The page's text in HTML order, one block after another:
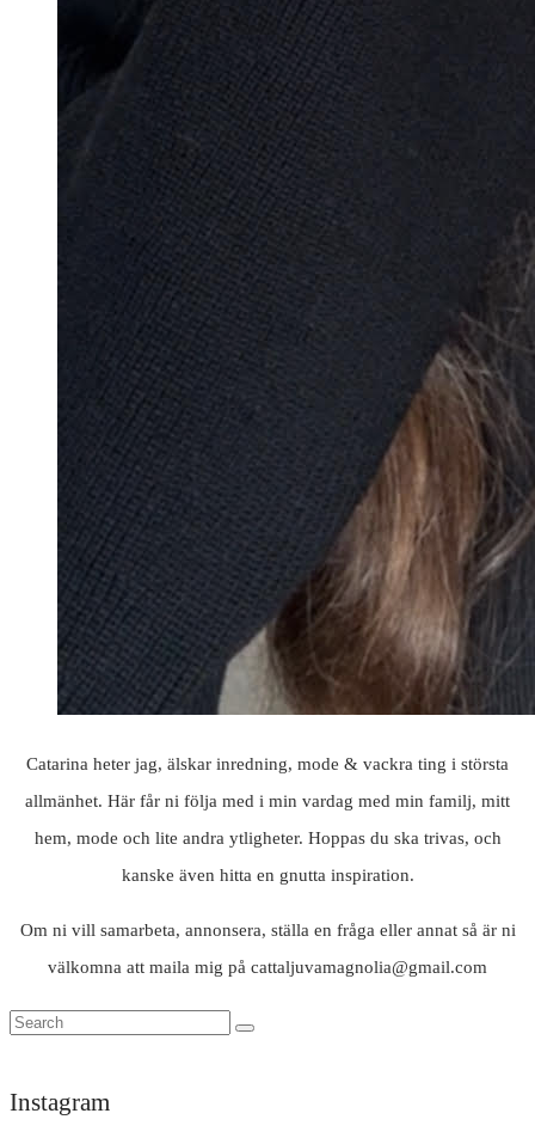
Catarina heter jag, älskar inredning, mode & vackra ting i största
allmänhet. Här får ni följa med i min vardag med min familj, mitt
hem, mode och lite andra ytligheter. Hoppas du ska trivas, och
kanske även hitta en gnutta inspiration.
Om ni vill samarbeta, annonsera, ställa en fråga eller annat så är ni
välkomna att maila mig på cattaljuvamagnolia@gmail.com
Instagram